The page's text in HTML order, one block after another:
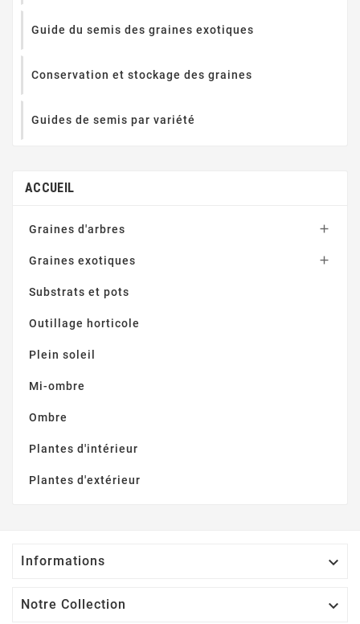
Guide du semis des graines exotiques
Conservation et stockage des graines
Guides de semis par variété
ACCUEIL
Graines d'arbres 
Graines exotiques 
Substrats et pots
Outillage horticole
Plein soleil
Mi-ombre
Ombre
Plantes d'intérieur
Plantes d'extérieur
Informations 
Notre Collection 